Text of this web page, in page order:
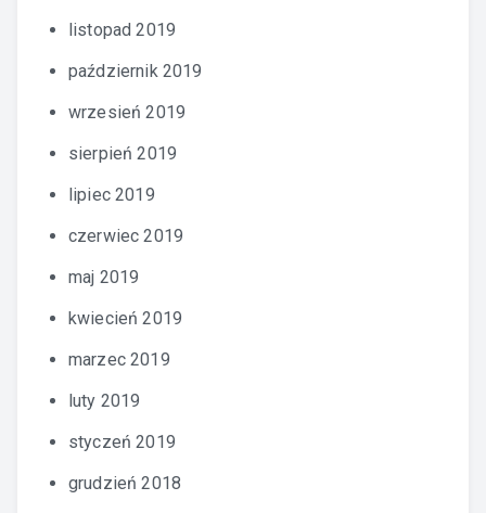
listopad 2019
październik 2019
wrzesień 2019
sierpień 2019
lipiec 2019
czerwiec 2019
maj 2019
kwiecień 2019
marzec 2019
luty 2019
styczeń 2019
grudzień 2018